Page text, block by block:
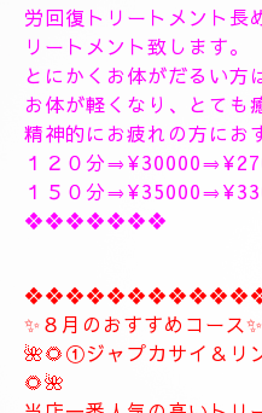
❖❖❖❖❖❖❖❖❖❖❖❖❖❖
🥀🌹新しいコース🥀🌹
こちらのコースとても人
スになります。
🥀🌹極上全身リンパドレ
ス🥀🌹
全身極上全身リンパドレ
トリートメント致します
リフレクソロジーデトッ
労回復トリートメント長
リートメント致します。
とにかくお体がだるい方